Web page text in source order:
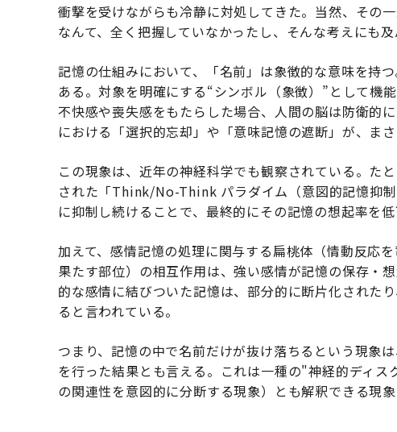
衝撃を受けながらも冷静に対処してきた。当然、その
なんて、全く把握していなかったし、そんな考えにも及
記憶の仕組みにおいて、「名前」は象徴的な意味を持
ある。対象を明確にする“シンボル（象徴）”として機
不快感や喪失感をもたらした場合、人間の脳は防衛的
における「選択的忘却」や「意味記憶の遮断」が、ま
この現象は、近年の神経科学でも観察されている。た
された「Think/No-Think パラダイム（意図的記憶抑
に抑制し続けることで、最終的にその記憶の想起率を
加えて、感情記憶の処理に関与する扁桃体（情動反応
果たす部位）の相互作用は、強い感情が記憶の保存・
的な感情に結びついた記憶は、部分的に断片化された
ると言われている。
つまり、記憶の中で名前だけが抜け落ちるという現象
を行った結果とも言える。これは一種の"神経的ディ
の関連性を意図的に分断する現象）とも解釈できる現象